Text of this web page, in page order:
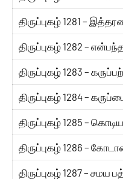
திருப்புகழ் 1281 –
திருப்புகழ் 1282 –
திருப்புகழ் 1283 –
திருப்புகழ் 1284 –
திருப்புகழ் 1285 –
திருப்புகழ் 1286 –
திருப்புகழ் 1287 – சமய